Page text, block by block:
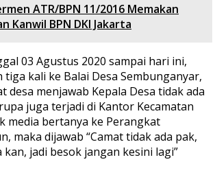
ATR/BPN 11/2016 Memakan
Kanwil BPN DKI Jakarta
03 Agustus 2020 sampai hari ini,
tiga kali ke Balai Desa Sembunganyar,
desa menjawab Kepala Desa tidak ada
juga terjadi di Kantor Kecamatan
media bertanya ke Perangkat
maka dijawab “Camat tidak ada pak,
kan, jadi besok jangan kesini lagi”